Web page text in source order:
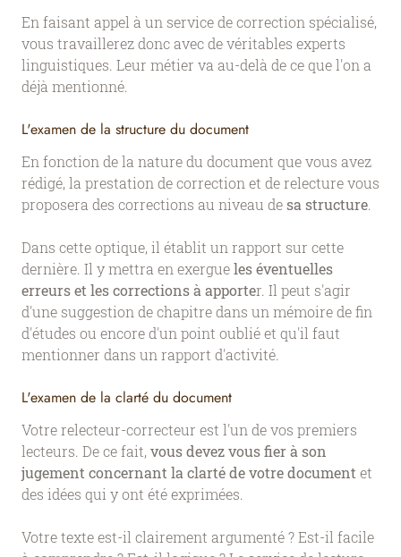
En faisant appel à un service de correction spécialisé,
vous travaillerez donc avec de véritables experts
linguistiques. Leur métier va au-delà de ce que l'on a
déjà mentionné.
L'examen de la structure du document
En fonction de la nature du document que vous avez
rédigé, la prestation de correction et de relecture vous
proposera des corrections au niveau desa structure.
Dans cette optique, il établit un rapport sur cette
dernière. Il y mettra en exergueles éventuelles
erreurs et les corrections à apporter. Il peut s'agir
d'une suggestion de chapitre dans un mémoire de fin
d'études ou encore d'un point oublié et qu'il faut
mentionner dans un rapport d'activité.
L'examen de la clarté du document
Votre relecteur-correcteur est l'un de vos premiers
lecteurs. De ce fait, vous devez vous fier à son
jugement concernant la clarté de votre document et
des idées qui y ont été exprimées.
Votre texte est-il clairement argumenté ? Est-il facile